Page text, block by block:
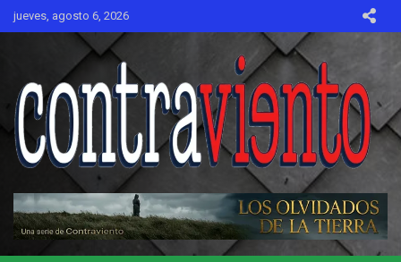
Skip
jueves, agosto 6, 2026
CONTRAVIENTO